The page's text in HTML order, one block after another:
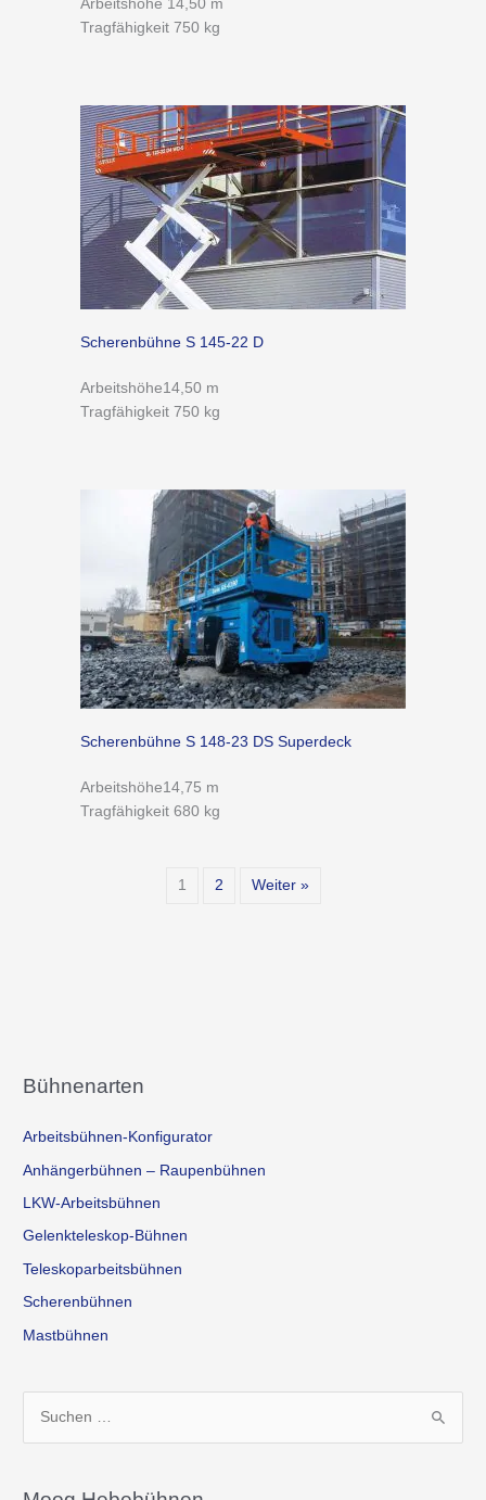
Arbeitshöhe 14,50 m
Tragfähigkeit 750 kg
Scherenbühne S 145-22 D
Arbeitshöhe14,50 m
Tragfähigkeit 750 kg
Scherenbühne S 148-23 DS Superdeck
Arbeitshöhe14,75 m
Tragfähigkeit 680 kg
1 2 Weiter »
Bühnenarten
Arbeitsbühnen-Konfigurator
Anhängerbühnen – Raupenbühnen
LKW-Arbeitsbühnen
Gelenkteleskop-Bühnen
Teleskoparbeitsbühnen
Scherenbühnen
Mastbühnen
h